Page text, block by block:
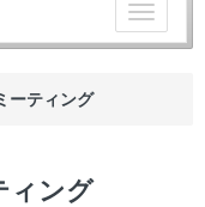
チ
ー
ーティング
ィング